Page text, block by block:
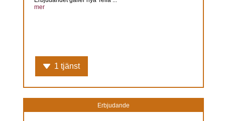
mer
1 tjänst
Erbjudande